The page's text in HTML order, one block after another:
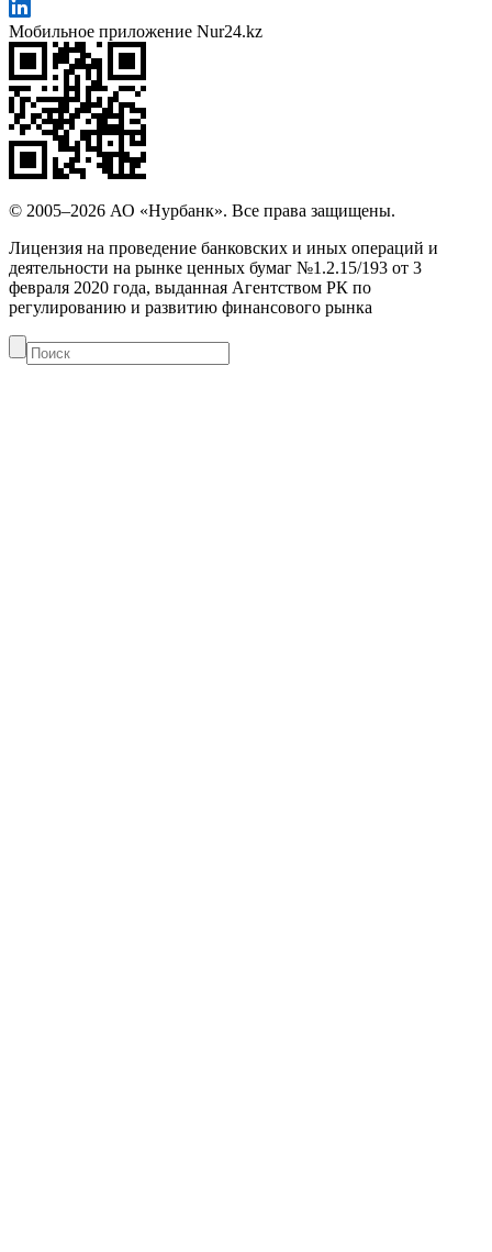
Мобильное приложение Nur24.kz
© 2005–2026 АО «Нурбанк». Все права защищены.
Лицензия на проведение банковских и иных операций и
деятельности на рынке ценных бумаг №1.2.15/193 от 3
февраля 2020 года, выданная Агентством РК по
регулированию и развитию финансового рынка